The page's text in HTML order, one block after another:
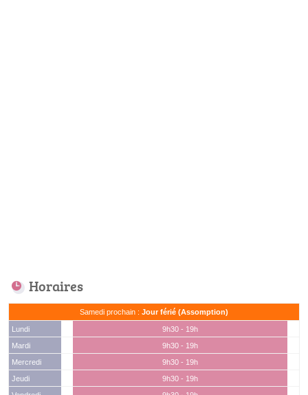
Horaires
Samedi prochain : Jour férié (Assomption)
Lundi
9h30 - 19h
Mardi
9h30 - 19h
Mercredi
9h30 - 19h
Jeudi
9h30 - 19h